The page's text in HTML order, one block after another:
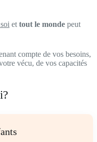
et tout le monde peut
compte de vos besoins,
vécu, de vos capacités